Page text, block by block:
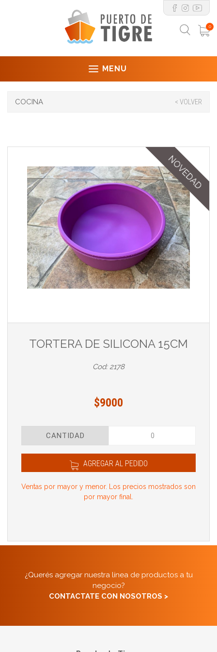
0
MENU
COCINA < VOLVER
NOVEDAD
TORTERA DE SILICONA 15CM
Cod: 2178
$9000
CANTIDAD
AGREGAR AL PEDIDO
Ventas por mayor y menor. Los precios mostrados son
por mayor final.
¿Querés agregar nuestra línea de productos a tu
negocio?
CONTACTATE CON NOSOTROS >